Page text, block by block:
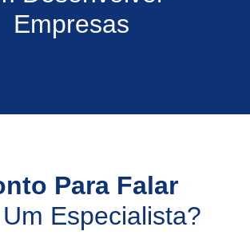
Empresas
Para Falar
Especialista?